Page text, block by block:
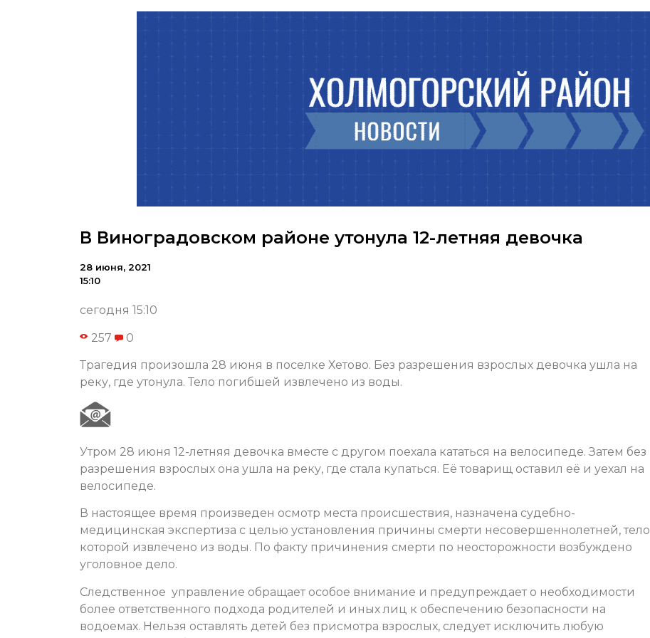
В Виноградовском районе утонула 12-летняя девочка
28 июня, 2021
15:10
сегодня 15:10
257 0
Трагедия произошла 28 июня в поселке Хетово. Без разрешения взрослых девочка ушла на
реку, где утонула. Тело погибшей извлечено из воды.
Утром 28 июня 12-летняя девочка вместе с другом поехала кататься на велосипеде. Затем без
разрешения взрослых она ушла на реку, где стала купаться. Её товарищ оставил её и уехал на
велосипеде.
В настоящее время произведен осмотр места происшествия, назначена судебно-
медицинская экспертиза с целью установления причины смерти несовершеннолетней, тело
которой извлечено из воды. По факту причинения смерти по неосторожности возбуждено
уголовное дело.
Следственное управление обращает особое внимание и предупреждает о необходимости
более ответственного подхода родителей и иных лиц к обеспечению безопасности на
водоемах. Нельзя оставлять детей без присмотра взрослых, следует исключить любую